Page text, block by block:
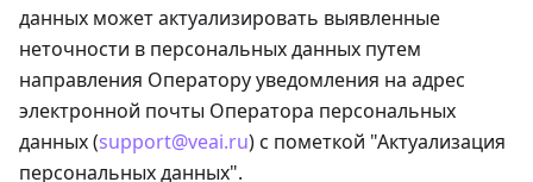
данных может актуализировать выявленные
неточности в персональных данных путем
направления Оператору уведомления на адрес
электронной почты Оператора персональных
данных (support@veai.ru) с пометкой "Актуализация
персональных данных".